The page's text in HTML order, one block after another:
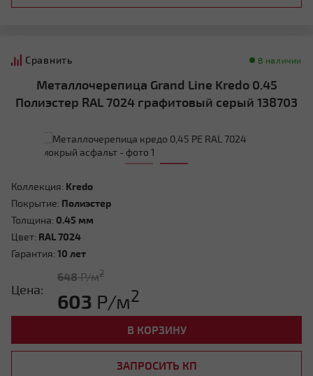
Сравнить В наличии
Металлочерепица Grand Line Kredo 0.45
Полиэстер RAL 7024 графитовый серый 138703
Коллекция: Kredo
Покрытие: Полиэстер
Толщина: 0.45 мм
Цвет: RAL 7024
Гарантия: 10 лет
Цена:
648Р/м2
603 Р/м2
В КОРЗИНУ
ЗАПРОСИТЬ КП